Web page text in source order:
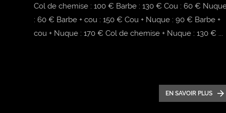
Col de chemise : 100 € Barbe : 130 € Cou : 60 €
: 60 € Barbe + cou : 150 € Cou + Nuque : 90 € Barbe +
cou + Nuque : 170 € Col de chemise + Nuque : 130 € ...
EN SAVOIR PLUS